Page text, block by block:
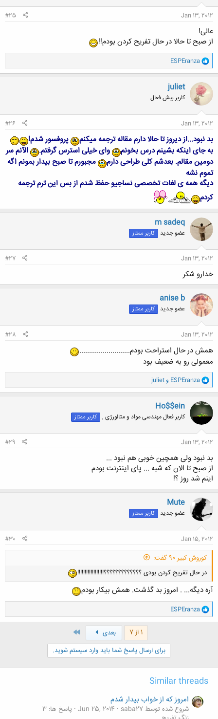
Jan 13, 2012
#25
عالی!
از صبح تا حالا در حال تفریح کردن بودم!!
و
ا
ک
ن
ش
ه
ا
ESPEranza
juliet
کاربر بیش فعال
Jan 13, 2012
#26
بد نبود...از دیروز تا حالا دارم مقاله ترجمه میکنم
پروفسور شدم!
به جای اینکه بشینم درس بخونم
وای خیلی استرس گرفتم.
الآنم سر
دومین مقالم. بعدشم کلی طراحی دارم
مجبورم تا صبح بیدار بمونم اگه
تموم نشه
دیگه همه ی لغات تخصصی نساجیو حفظ شدم از بس این ترم ترجمه
کردم
m sadeq
عضو جدید کاربر ممتاز
Jan 13, 2012
#27
خدارو شکر
anise b
عضو جدید کاربر ممتاز
Jan 13, 2012
#28
همش در حال استراحت بودم..........................
معمولی رو به ضعیف بود
و
ا
ک
ن
ش
ه
ا
ESPEranza و juliet
Ho$$ein
کاربر فعال مهندسی مواد و متالورژی , کاربر ممتاز
Jan 13, 2012
#29
بد نبود ولی همچین خوبی هم نبود ...
از صبح تا الان که شبه ... پای اینترنت بودم
اینم شد روز ؟!
Mute
عضو جدید کاربر ممتاز
Jan 15, 2012
#30
کوروش کبیر 90 گفت:
در حال تفریح کردن بودی ؟؟؟؟؟؟؟؟؟؟؟؟؟!!!!!!!!!!!!!!!!!!
آره دیگه... . امروز بد گذشت. همش بیکار بودم
و
ا
ک
ESPEranza
1 از 7 بعدی
برای ارسال پاسخ شما باید وارد سیستم شوید.
Similar threads
امروز که از خواب بیدار شدم
شروع شده توسط saba27 Jun 25, 2014 پاسخ ها: 3